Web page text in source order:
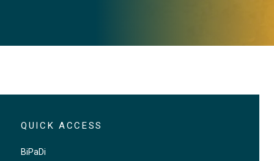
https://crai.ub.edu/exposicio-virtual/crai-
biblioteca-fons-antic/exposicio-virtual-
maria-antonieta
QUICK ACCESS
BiPaDi